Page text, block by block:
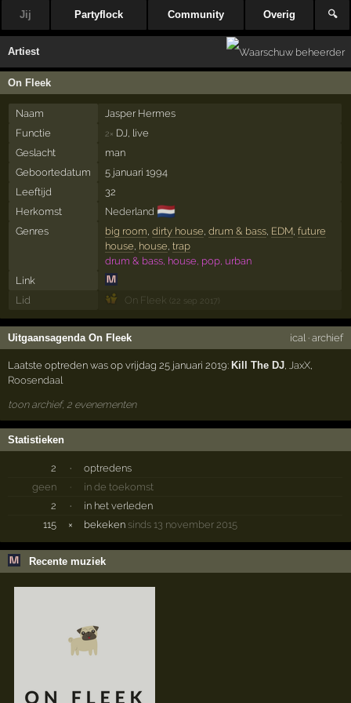
Jij Partyflock Community Overig 🔍
Artiest
On Fleek
Naam
Jasper Hermes
Functie
2× DJ, live
Geslacht
man
Geboortedatum
5 januari 1994
Leeftijd
32
Herkomst
Nederland 🇳🇱
Genres big room dirty house drum & bass, EDM, future
house house trap
drum & bass, house, pop, urban
Link
Lid
On Fleek (22 sep 2017)
Uitgaansagenda On Fleek ical· archief
Laatste optreden was op vrijdag 25 januari 2019:Kill The DJ JaxX
Roosendaal
toon archief, 2 evenementen
Statistieken
2 ·
optredens
geen
·
in de toekomst
2
·
in het verleden
115
× bekeken sinds 13 november 2015
Recente muziek